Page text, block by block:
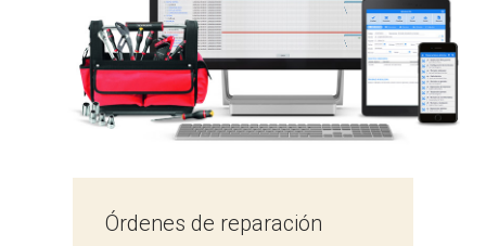
Órdenes de reparación